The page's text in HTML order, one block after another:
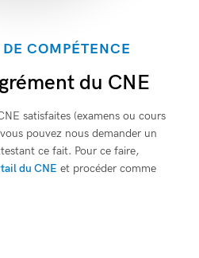
COMPÉTENCE
du CNE
satisfaites (examens ou cours
pouvez nous demander un
ce fait. Pour ce faire,
du CNE et procéder comme